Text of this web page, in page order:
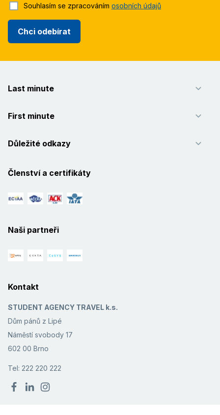
Chci odebírat
Souhlasím se zpracováním osobních údajů
Last minute
First minute
Důležité odkazy
Členství a certifikáty
Naši partneři
Kontakt
STUDENT AGENCY TRAVEL k.s.
Dům pánů z Lipé
Náměstí svobody 17
602 00 Brno
Tel: 222 220 222